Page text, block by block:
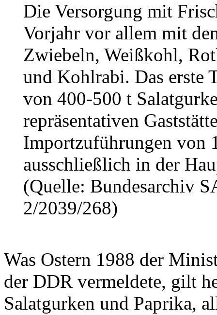
Die Versorgung mit
Vorjahr vor allem mit
Zwiebeln, Weißkohl,
und Kohlrabi. Das erste
von 400-500 t
repräsentativen
Importzuführungen von
ausschließlich in der
(Quelle: Bundesarchiv
2/2039/268)
Was Ostern 1988 der
der DDR vermeldete, gilt
Salatgurken und Paprika,